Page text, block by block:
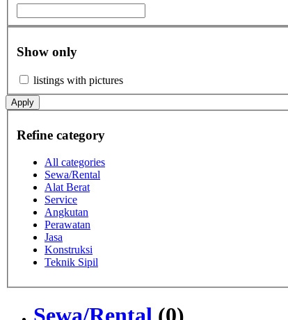
Show only
listings with pictures
Apply
Refine category
All categories
Sewa/Rental
Alat Berat
Service
Angkutan
Perawatan
Jasa
Konstruksi
Teknik Sipil